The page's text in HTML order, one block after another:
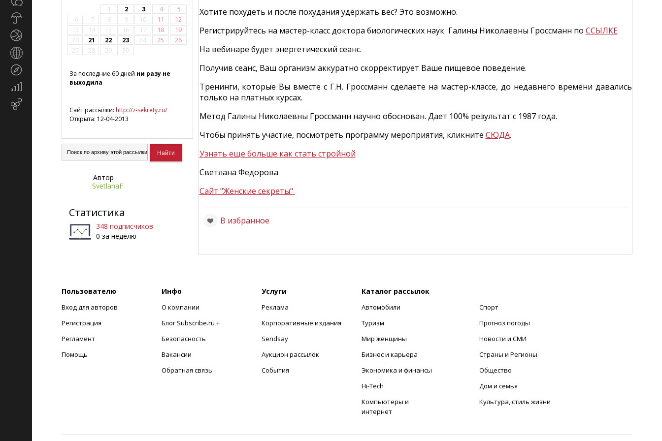
Экономика
маркетинг
1 2 3 4
5
6
7 8 9 10 11
12
13
14 15 16 17 18
19
20
21 22 23 24 25
26
27
28 29 30
За последние 60 дней ни разу не
выходила
Сайт рассылки: http://z-sekrety.ru/
Открыта: 12-04-2013
Автор
SvetlanaF
Статистика
348 подписчиков
0 за неделю
Хотите похудеть и после похудания удержать вес? Это возможно.
Регистрируйтесь на мастер-класс доктора биологических наук Галины Николаевны Гроссманн по ССЫЛКЕ
На вебинаре будет энергетический сеанс.
Получив сеанс, Ваш организм аккуратно скорректирует Ваше пищевое поведение.
Тренинги, которые Вы вместе с Г.Н. Гроссманн сделаете на мастер-классе, до недавнего времени давались
только на платных курсах.
Метод Галины Николаевны Гроссманн научно обоснован. Дает 100% результат с 1987 года.
Чтобы принять участие, посмотреть программу мероприятия, кликните СЮДА.
Узнать еще больше как стать стройной
Светлана Федорова
Сайт "Женские секреты"
В избранное
Пользователю
Вход для авторов
Регистрация
Регламент
Помощь
Инфо
О компании
Блог Subscribe.ru +
Безопасность
Вакансии
Обратная связь
Услуги
Реклама
Корпоративные издания
Sendsay
Аукцион рассылок
События
Каталог рассылок
Автомобили
Туризм
Мир женщины
Бизнес и карьера
Экономика и финансы
Hi-Tech
Компьютеры и
интернет
Спорт
Прогноз погоды
Новости и СМИ
Страны и Регионы
Общество
Дом и семья
Культура, стиль жизни